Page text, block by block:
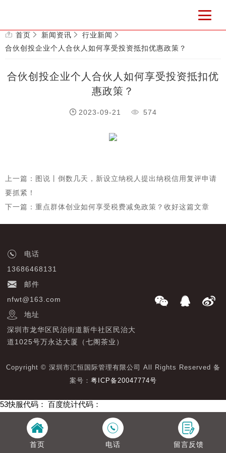
首页 新闻资讯
行业新闻
合伙创投企业个人合伙人如何享受投资抵扣优惠政策？
合伙创投企业个人合伙人如何享受投资抵扣优
惠政策？
2023-09-21 574
上一篇：图说丨倒数几天，新设立纳税人提出纳税信用复评申请
要抓紧！
下一篇：重点群体创业如何享受税费减免政策？收好这篇文章
电话
13686468131
邮件
nfwt@163.com
地址
深圳市龙华区民治街道新牛社区民治大
道1025号万永达大厦（七阁茶业）
Copyright © 深圳市汇恒国际管理有限公司 All Rights Reserved 备
案号： 粤ICP备20047774号
首页 电话 留言反馈
53快服代码： 百度统计代码：